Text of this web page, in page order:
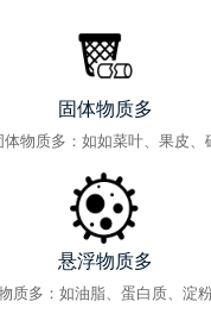
固体物质多
物质多：如如菜叶、果皮、
悬浮物质多
质多：如油脂、蛋白质、淀